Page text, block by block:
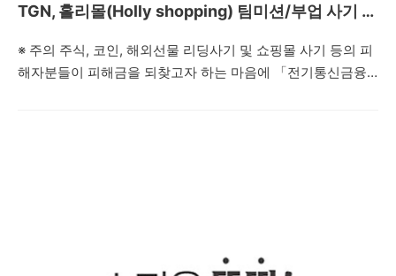
TGN, 홀리몰(Holly shopping) 팀미션/부업 사기 사
※ 주의 주식, 코인, 해외선물 리딩사기 및 쇼핑몰 사기 등의 피
해자분들이 피해금을 되찾고자 하는 마음에 「전기통신금융
익도 없습니다.이러한 사실을 모르고 직접 또는 제3자를 통하